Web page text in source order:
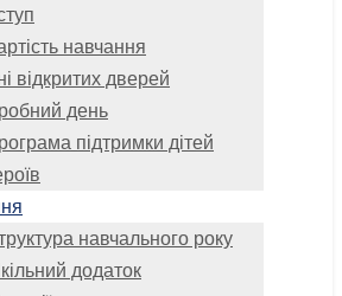
навчання
відкритих дверей
день
підтримки дітей
навчального року
додаток